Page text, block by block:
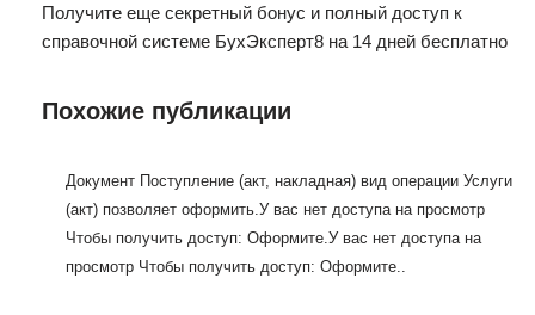
Получите еще секретный бонус и полный доступ к
справочной системе БухЭксперт8 на 14 дней бесплатно
Похожие публикации
Документ Поступление (акт, накладная) вид операции Услуги
(акт) позволяет оформить. У вас нет доступа на просмотр
Чтобы получить доступ: Оформите. У вас нет доступа на
просмотр Чтобы получить доступ: Оформите.